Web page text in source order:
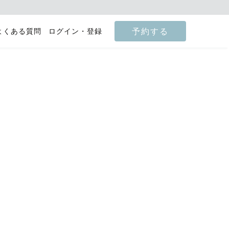
くある質問 ログイン・登録 予約する